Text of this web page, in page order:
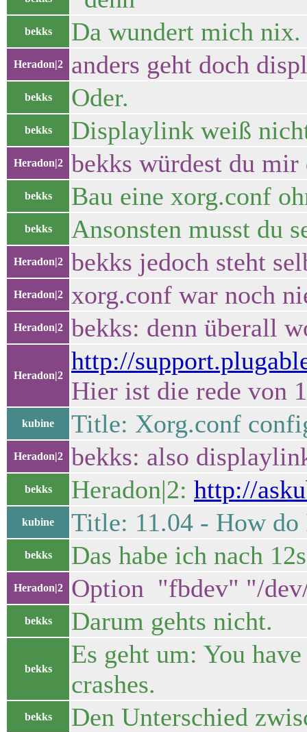
bekks Da wundert mich nix.
Heradon|2 anders geht doch
bekks Oder.
bekks Displaylink weiß
Heradon|2 bekks würdest du mir
bekks Bau eine xorg.conf
bekks Ansonsten musst du
Heradon|2 bekks jedoch steht
Heradon|2 xorg.conf war noch
Heradon|2 bekks: denn überall
Heradon|2
http://
Hier ist die rede von
kubine Title: Xorg.conf
Heradon|2 bekks: also
bekks Heradon|2: http://
kubine Title: 11.04 - How do
bekks Das habe ich nach
Heradon|2 Option "fbdev" "/
bekks Darum gehts nicht.
bekks
Es geht um: You
crashes.
bekks Den Unterschied